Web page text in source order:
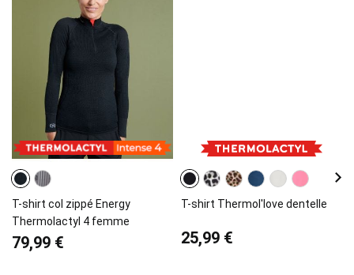
T-shirt col zippé Energy
Thermolactyl 4 femme
79,99 €
T-shirt Thermol'love dentelle
25,99 €